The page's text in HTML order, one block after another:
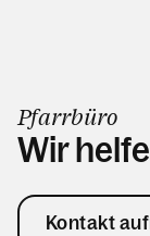
Pfarrbüro
Wir
Kontakt